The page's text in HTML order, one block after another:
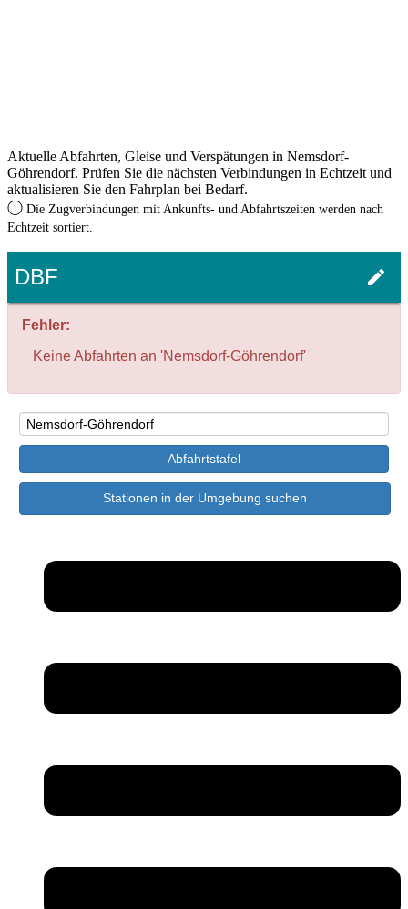
Aktuelle Abfahrten, Gleise und Verspätungen in Nemsdorf-
Göhrendorf. Prüfen Sie die nächsten Verbindungen in Echtzeit und
aktualisieren Sie den Fahrplan bei Bedarf.
ⓘ Die Zugverbindungen mit Ankunfts- und Abfahrtszeiten werden nach
Echtzeit sortiert.